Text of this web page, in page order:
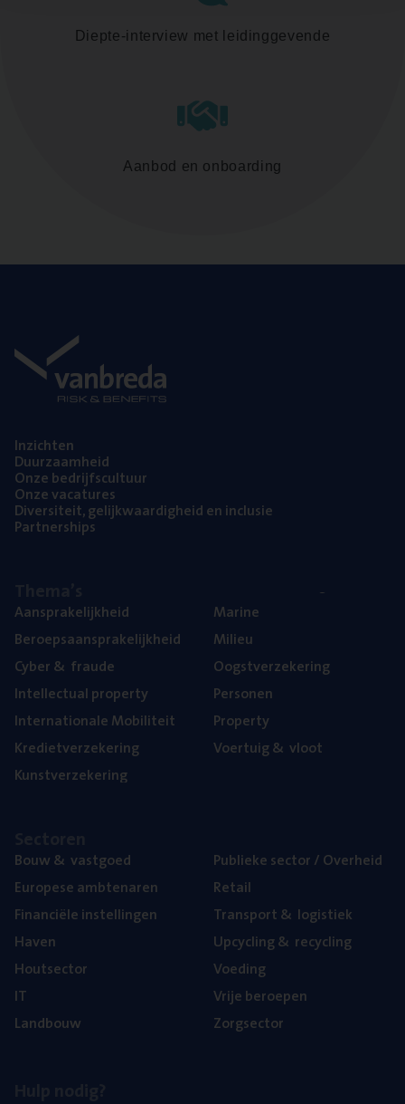
Diepte-interview met leidinggevende
Aanbod en onboarding
Inzich­ten
Duur­zaam­heid
Onze bedrijfs­cul­tuur
Onze vaca­tu­res
Diver­si­teit, gelijk­waar­dig­heid en inclusie
Part­ner­ships
Aan­spra­ke­lijk­heid
Beroeps­aan­spra­ke­lijk­heid
Cyber& fraude
Intel­lec­tu­al property
Inter­na­ti­o­na­le Mobiliteit
Kre­diet­ver­ze­ke­ring
Kunst­ver­ze­ke­ring
Mari­ne
Mili­eu
Oogst­ver­ze­ke­ring
Per­so­nen
Pro­per­ty
Voer­tuig& vloot
Bouw& vastgoed
Euro­pe­se ambtenaren
Finan­ci­ë­le instellingen
Haven
Hout­sec­tor
IT
Land­bouw
Publie­ke sec­tor / Overheid
Retail
Trans­port& logistiek
Upcy­cling& recycling
Voe­ding
Vrije beroe­pen
Zorg­sec­tor